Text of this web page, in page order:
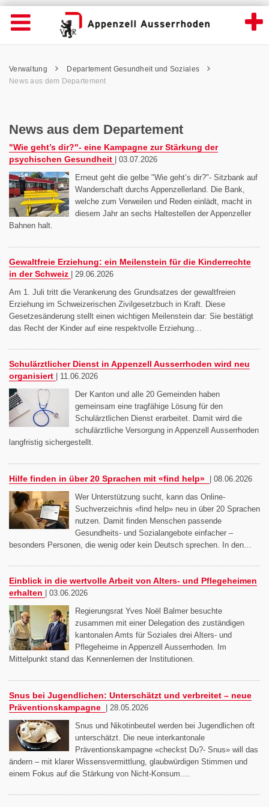
News aus dem Departement - Appenzell
Wichtige
Seiten
Home
Inhalt
Kontakt
Navigation öffnen
Inhalt
Pfadnavigation
Verwaltung
Departement Gesundheit und Soziales
News aus dem Departement
News aus dem Departement
"Wie geht’s dir?"- eine Kampagne zur Stärkung der
psychischen Gesundheit
03.07.2026
Erneut geht die gelbe "Wie geht’s dir?"- Sitzbank auf
Wanderschaft durchs Appenzellerland. Die Bank,
welche zum Verweilen und Reden einlädt, macht in
diesem Jahr an sechs Haltestellen der Appenzeller
Bahnen halt.
Gewaltfreie Erziehung: ein Meilenstein für die Kinderrechte
in der Schweiz | 29.06.2026
Am 1. Juli tritt die Verankerung des Grundsatzes der gewaltfreien
Erziehung im Schweizerischen Zivilgesetzbuch in Kraft. Diese
Gesetzesänderung stellt einen wichtigen Meilenstein dar: Sie bestätigt
das Recht der Kinder auf eine respektvolle Erziehung…
Schulärztlicher Dienst in Appenzell Ausserrhoden wird neu
organisiert
11.06.2026
Der Kanton und alle 20 Gemeinden haben
gemeinsam eine tragfähige Lösung für den
Schulärztlichen Dienst erarbeitet. Damit wird die
schulärztliche Versorgung in Appenzell Ausserrhoden
langfristig sichergestellt.
Hilfe finden in über 20 Sprachen mit «find help» | 08.06.2026
Wer Unterstützung sucht, kann das Online-
Suchverzeichnis «find help» neu in über 20 Sprachen
nutzen. Damit finden Menschen passende
Gesundheits- und Sozialangebote einfacher –
besonders Personen, die wenig oder kein Deutsch sprechen. In den…
Einblick in die wertvolle Arbeit von Alters- und Pflegeheimen
erhalten
03.06.2026
Regierungsrat Yves Noël Balmer besuchte
zusammen mit einer Delegation des zuständigen
kantonalen Amts für Soziales drei Alters- und
Pflegeheime in Appenzell Ausserrhoden. Im
Mittelpunkt stand das Kennenlernen der Institutionen.
Snus bei Jugendlichen: Unterschätzt und verbreitet – neue
Präventionskampagne | 28.05.2026
Snus und Nikotinbeutel werden bei Jugendlichen oft
unterschätzt. Die neue interkantonale
Präventionskampagne «checkst Du?- Snus» will das
ändern – mit klarer Wissensvermittlung, glaubwürdigen Stimmen und
einem Fokus auf die Stärkung von Nicht-Konsum.…